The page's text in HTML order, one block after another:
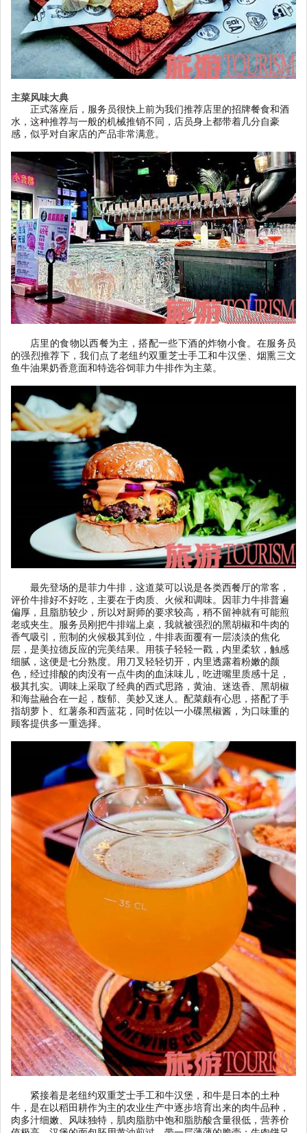
主菜风味大典
正式落座后，服务员很快上前为我们推荐店里的招牌餐食和酒
水，这种推荐与一般的机械推销不同，店员身上都带着几分自豪
感，似乎对自家店的产品非常满意。
店里的食物以西餐为主，搭配一些下酒的炸物小食。在服务员
的强烈推荐下，我们点了老纽约双重芝士手工和牛汉堡、烟熏三文
鱼牛油果奶香意面和特选谷饲菲力牛排作为主菜。
最先登场的是菲力牛排，这道菜可以说是各类西餐厅的常客，
评价牛排好不好吃，主要在于肉质、火候和调味。因菲力牛排普遍
偏厚，且脂肪较少，所以对厨师的要求较高，稍不留神就有可能煎
老或夹生。服务员刚把牛排端上桌，我就被强烈的黑胡椒和牛肉的
香气吸引，煎制的火候极其到位，牛排表面覆有一层淡淡的焦化
层，是美拉德反应的完美结果。用筷子轻轻一戳，内里柔软，触感
细腻，这便是七分熟度。用刀叉轻轻切开，内里透露着粉嫩的颜
色，经过排酸的肉没有一点牛肉的血沫味儿，吃进嘴里质感十足，
极其扎实。调味上采取了经典的西式思路，黄油、迷迭香、黑胡椒
和海盐融合在一起，馥郁、美妙又迷人。配菜颇有心思，搭配了手
指胡萝卜、红薯条和西蓝花，同时佐以一小碟黑椒酱，为口味重的
顾客提供多一重选择。
紧接着是老纽约双重芝士手工和牛汉堡，和牛是日本的土种
牛，是在以稻田耕作为主的农业生产中逐步培育出来的肉牛品种，
肉多汁细嫩、风味独特，肌肉脂肪中饱和脂肪酸含量很低，营养价